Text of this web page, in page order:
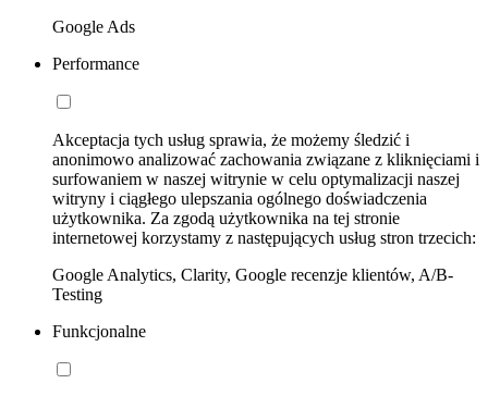
Google Ads
Performance
Akceptacja tych usług sprawia, że możemy śledzić i
anonimowo analizować zachowania związane z kliknięciami i
surfowaniem w naszej witrynie w celu optymalizacji naszej
witryny i ciągłego ulepszania ogólnego doświadczenia
użytkownika. Za zgodą użytkownika na tej stronie
internetowej korzystamy z następujących usług stron trzecich:
Google Analytics, Clarity, Google recenzje klientów, A/B-
Testing
Funkcjonalne